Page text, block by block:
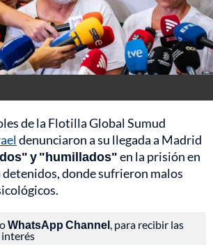
de la Flotilla Global Sumud
denunciaron a su llegada a Madrid
y "humillados"en la prisión en
donde sufrieron malos
WhatsApp Channel, para recibir las